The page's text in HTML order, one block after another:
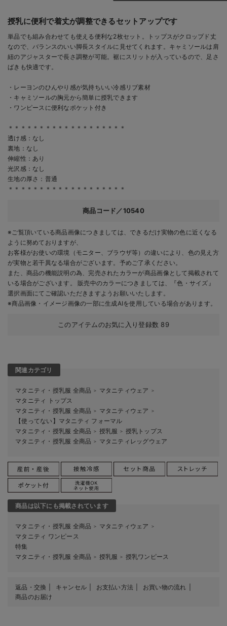
授乳に便利で着丈が調整できるセットアップです
単品でも組み合わせても使える便利な2枚セット。トップスがクロップド丈
なので、バランスのいい脚長スタイルに見せてくれます。キャミソールは肩
紐のアジャスターで長さ調整が可能。裾にスリットが入っているので、足さ
ばきも快適です。
・レーヨンのひんやり感が気持ちいい冷感リブ素材
・キャミソールの胸元から簡単に授乳できます
・ワンピースに便利なポケット付き
＊＊＊＊＊＊＊＊＊＊＊＊＊＊＊＊＊＊＊
透け感：なし
裏地：なし
伸縮性：あり
光沢感：なし
生地の厚さ：普通
＊＊＊＊＊＊＊＊＊＊＊＊＊＊＊＊＊＊＊
商品コード／10540
※ご覧頂いている商品画像につきましては、できるだけ実物の色に近くなる
ように努めておりますが、
お客様がお使いの環境（モニター、ブラウザ等）の違いにより、色の見え方
が実物と若干異なる場合がございます。予めご了承ください。
また、商品の機能説明の為、完売されたカラーが商品画像として掲載されて
いる場合がございます。 販売中のカラーにつきましては、『色・サイズ』
選択画面にてご確認いただきますようお願いいたします。
※商品画像・イメージ画像の一部に生成AIを使用している場合があります。
このアイテムのお気に入り登録数 89
関連カテゴリ
マタニティ・授乳服 全商品 ＞ マタニティウェア ＞
マタニティ トップス
マタニティ・授乳服 全商品 ＞ マタニティウェア ＞
【使ってない】マタニティ フォーマル
マタニティ・授乳服 全商品 ＞ 授乳服 ＞ 授乳トップス
マタニティ・授乳服 全商品 ＞ マタニティレッグウェア
商品は以下にも掲載されています
マタニティ・授乳服 全商品 ＞ マタニティウェア ＞
マタニティ ワンピース
特集
マタニティ・授乳服 全商品 ＞ 授乳服 ＞ 授乳ワンピース
返品・交換 キャンセル お支払い方法
お買い物の流れ
商品のお届け